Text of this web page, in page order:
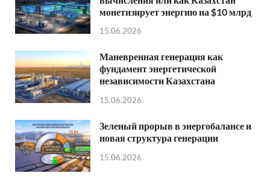
монетизирует энергию на $10 млрд
15.06.2026
Маневренная генерация как
фундамент энергетической
независимости Казахстана
15.06.2026
Зеленый прорыв в энергобалансе и
новая структура генерации
15.06.2026